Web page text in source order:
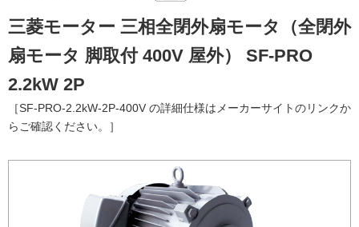
三菱モーター 三相全閉外扇モータ（全閉外
扇モータ 脚取付 400V 屋外） SF-PRO
2.2kW 2P
［SF-PRO-2.2kW-2P-400V の詳細仕様はメーカーサイトのリンクか
らご確認ください。］